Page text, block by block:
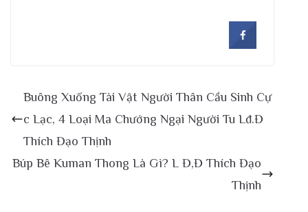
Buông Xuống Tài Vật Người Thân Cầu Sinh Cự
c Lạc, 4 Loại Ma Chướng Ngại Người Tu Lđ.Đ
Thích Đạo Thịnh
Búp Bê Kuman Thong Là Gì? L Đ,Đ Thích Đạo
Thịnh